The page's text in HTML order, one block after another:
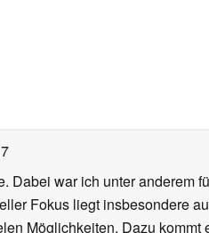
Dabei war ich unter anderem
Fokus liegt insbesondere
Möglichkeiten. Dazu kommt